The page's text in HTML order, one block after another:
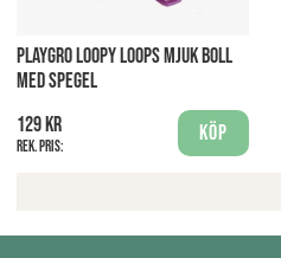
PLAYGRO LOOPY LOOPS MJUK BOLL
MED SPEGEL
129 kr
Rek. pris:
Köp